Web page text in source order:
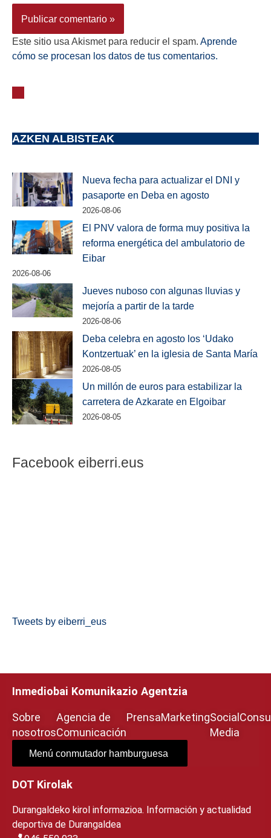
Este sitio usa Akismet para reducir el spam. Aprende
cómo se procesan los datos de tus comentarios.
AZKEN ALBISTEAK
Nueva fecha para actualizar el DNI y
pasaporte en Deba en agosto
2026-08-06
El PNV valora de forma muy positiva la
reforma energética del ambulatorio de
Eibar
2026-08-06
Jueves nuboso con algunas lluvias y
mejoría a partir de la tarde
2026-08-06
Deba celebra en agosto los ‘Udako
Kontzertuak’ en la iglesia de Santa María
2026-08-05
Un millón de euros para estabilizar la
carretera de Azkarate en Elgoibar
2026-08-05
Facebook eiberri.eus
Tweets by eiberri_eus
Inmediobai Komunikazio Agentzia
Sobre
nosotros
Agencia de
Comunicación
PrensaMarketingSocial
Media
Menú conmutador hamburguesa
DOT Kirolak
Durangaldeko kirol informazioa. Información y actualidad
deportiva de Durangaldea